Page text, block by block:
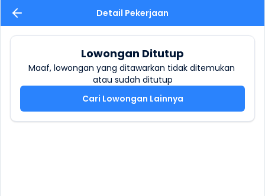
Detail Pekerjaan
Lowongan Ditutup
Maaf, lowongan yang ditawarkan tidak ditemukan
atau sudah ditutup
Cari Lowongan Lainnya